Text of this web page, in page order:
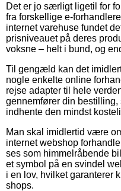
Det er jo særligt ligetil for
fra forskellige e-
internet varehuse fundet
prisniveauet på deres
voksne – helt i bund, og
Til gengæld kan det
nogle enkelte online
rejse adapter til hele
gennemfører din bestilling,
indhente den mindst
Man skal imidlertid være
internet webshop
ses som himmelråbende
et symbol på en svindel
i en lov, hvilket garanterer
shops.